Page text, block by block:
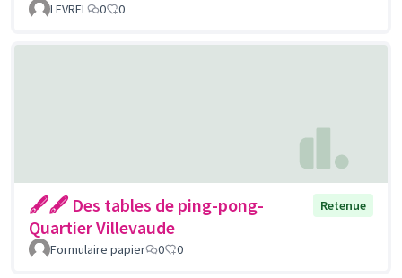
LEVREL
0 0
🖋🖋 Des tables de ping-pong-
Quartier Villevaude
Retenue
Formulaire papier 0 0